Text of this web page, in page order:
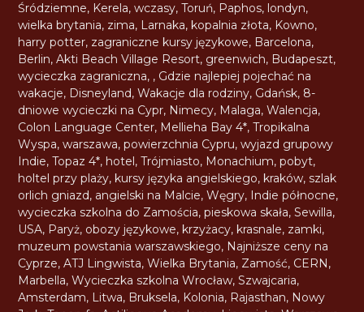
Śródziemne, Kerela,wczasy,Toruń, Paphos, londyn,
wielka brytania, zima, Larnaka, kopalnia złota, Kowno,
harry potter, zagraniczne kursy językowe, Barcelona,
Berlin,Akti Beach Village Resort, greenwich, Budapeszt,
wycieczka zagraniczna, , Gdzie najlepiej pojechać na
wakacje, Disneyland,Wakacje dla rodziny, Gdańsk, 8-
dniowe wycieczki na Cypr, Nimecy, Malaga,Walencja,
Colon Language Center, Mellieha Bay 4*,Tropikalna
Wyspa,warszawa,powierzchnia Cypru,wyjazd grupowy
Indie,Topaz 4*, hotel,Trójmiasto, Monachium,pobyt,
holtel przy plaży, kursy języka angielskiego, kraków,szlak
orlich gniazd, angielski na Malcie,Węgry, Indie północne,
wycieczka szkolna do Zamościa,pieskowa skała,Sewilla,
USA, Paryż, obozy językowe, krzyżacy, krasnale, zamki,
muzeum powstania warszawskiego, Najniższe ceny na
Cyprze,ATJ Lingwista,Wielka Brytania, Zamość, CERN,
Marbella,Wycieczka szkolna Wrocław,Szwajcaria,
Amsterdam, Litwa, Bruksela, Kolonia, Rajasthan, Nowy